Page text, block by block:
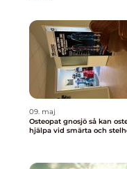
09. maj
Osteopat gnosjö så kan osteopati
hjälpa vid smärta och